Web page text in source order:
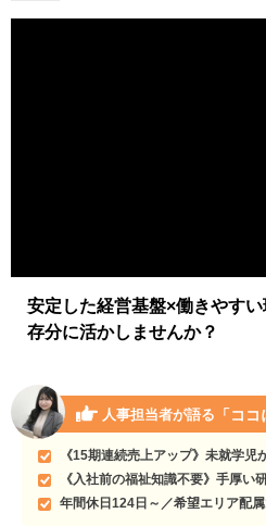
安定した経営基盤×働きやす
存分に活かしませんか？
人事担当者が語る 「コ
《15期連続売上アップ》未就学
《入社前の福祉知識不要》手厚い
年間休日124日～／希望エリア配